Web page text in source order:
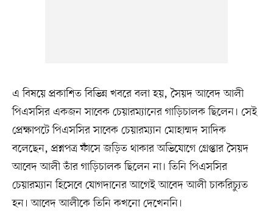
এ বিষয়ে প্রকাশিত বিভিন্ন খবরে বলা হয়, সৈয়দ আবেদ আলী
পিএসসির একজন সাবেক চেয়ারম্যানের গাড়িচালক ছিলেন। সেই
প্রেক্ষাপটে পিএসসির সাবেক চেয়ারম্যান মোহাম্মদ সাদিক
বলেছেন, প্রশ্নপত্র ফাঁসে জড়িত থাকার অভিযোগে গ্রেপ্তার সৈয়দ
আবেদ আলী তাঁর গাড়িচালক ছিলেন না। তিনি পিএসসির
চেয়ারম্যান হিসেবে যোগদানের আগেই আবেদ আলী চাকরিচ্যুত
হন। আবেদ আলীকে তিনি কখনো দেখেননি।